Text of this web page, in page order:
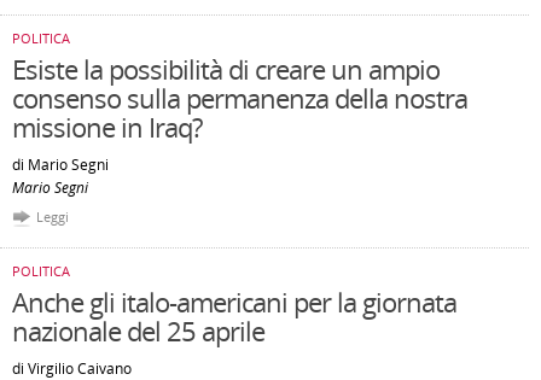
POLITICA
Esiste la possibilità di creare un ampio
consenso sulla permanenza della nostra
missione in Iraq?
di Mario Segni
Mario Segni
Leggi
POLITICA
Anche gli italo-americani per la giornata
nazionale del 25 aprile
di Virgilio Caivano